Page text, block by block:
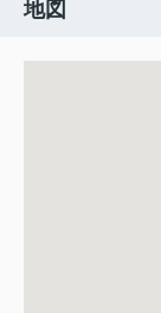
地図